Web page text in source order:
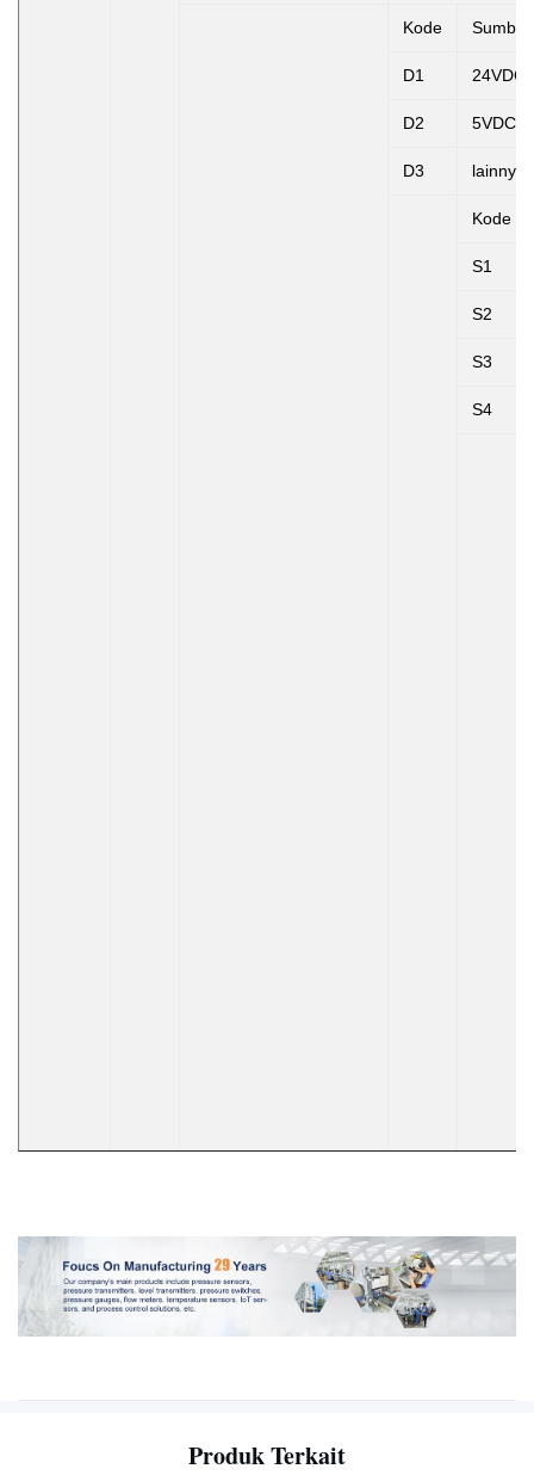
Kode
D1 24VDC
D2 5VDC
D3 lainnya
Kode
S1
S2
S3
S4
Produk Terkait